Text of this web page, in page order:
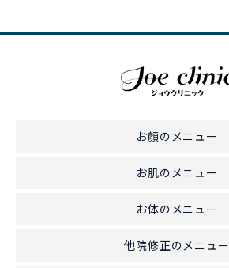
お顔のメニュー
お肌のメニュー
お体のメニュー
他院修正のメニュー